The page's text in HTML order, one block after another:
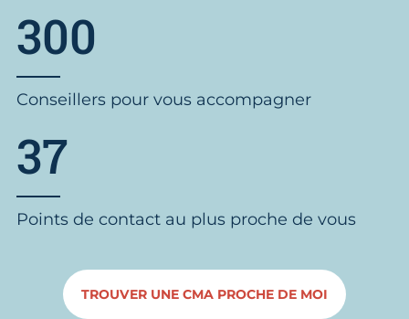
300
Conseillers pour vous accompagner
37
Points de contact au plus proche de vous
TROUVER UNE CMA PROCHE DE MOI